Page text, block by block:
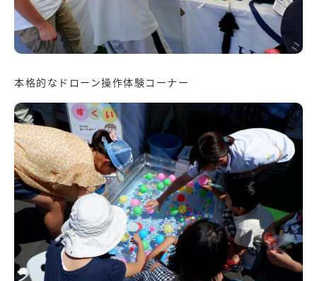
本格的なドローン操作体験コーナー